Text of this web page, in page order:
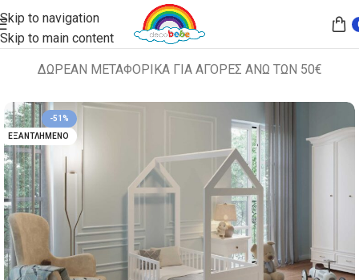
Skip to navigation
Skip to main content
ΔΩΡΕΑΝ ΜΕΤΑΦΟΡΙΚΑ ΓΙΑ ΑΓΟΡΕΣ ΑΝΩ ΤΩΝ 50€
Αρχική σελίδα ΚΡΕΒΑΤΙΑ ΚΟΥΝΙΕΣ
-51%
ΕΞΑΝΤΛΗΜΈΝΟ